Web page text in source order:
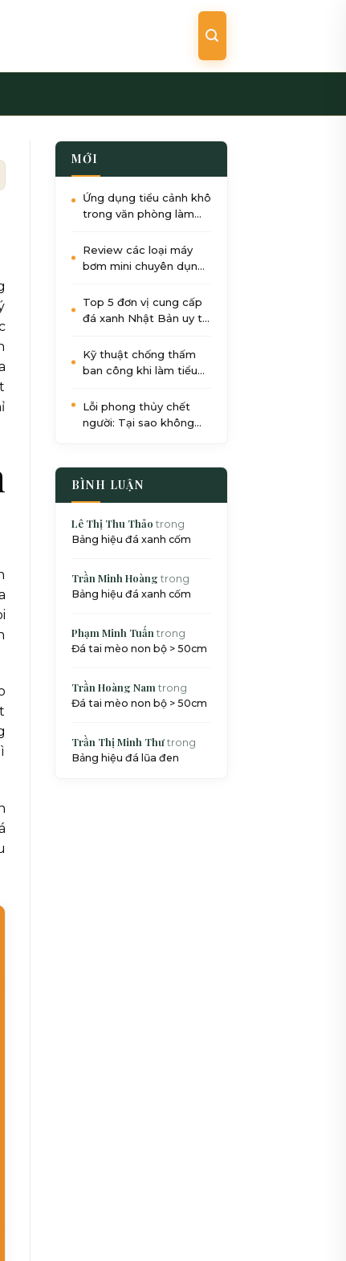
chuẩn phong thủy
MỚI
Ứng dụng tiểu cảnh khô
trong văn phòng làm
năng suất
Review các loại máy
bơm mini chuyên dụng
sân
Top 5 đơn vị cung cấp
đá xanh Nhật Bản uy tín
Kỹ thuật chống thấm
ban công khi làm tiểu
chuẩn SEO
Lỗi phong thủy chết
người: Tại sao không
BÌNH LUẬN
Lê Thị Thu Thảo trong
Bảng hiệu đá xanh cốm
Trần Minh Hoàng trong
Bảng hiệu đá xanh cốm
Phạm Minh Tuấn trong
Đá tai mèo non bộ > 50cm
Trần Hoàng Nam trong
Đá tai mèo non bộ > 50cm
Trần Thị Minh Thưtrong
Bảng hiệu đá lũa đen